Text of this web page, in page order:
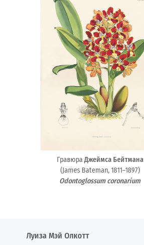
ГравюраДжеймса Бейтмана
(James Bateman, 1811–1897)
Odontoglossum coronarium
Луиза Мэй Олкотт